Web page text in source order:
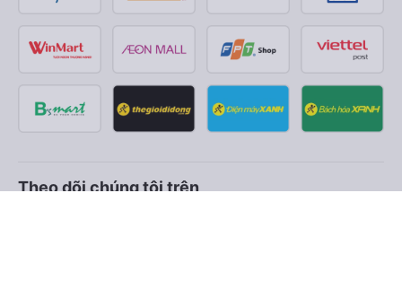
Theo dõi chúng tôi trên